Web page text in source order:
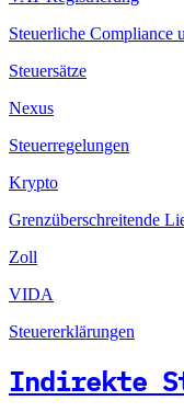
Steuerliche Compliance
Steuersätze
Nexus
Steuerregelungen
Krypto
Grenzüberschreitende
Zoll
VIDA
Steuererklärungen
Indirekte